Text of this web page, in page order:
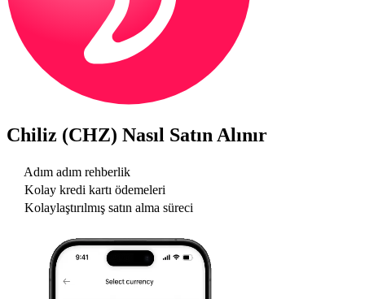
Chiliz (CHZ) Nasıl Satın Alınır
Adım adım rehberlik
Kolay kredi kartı ödemeleri
Kolaylaştırılmış satın alma süreci